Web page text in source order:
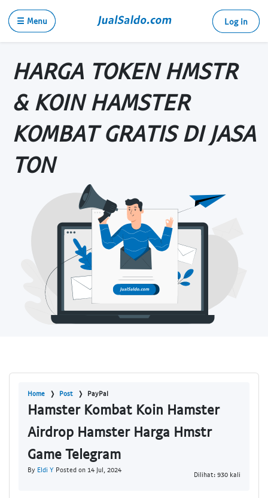
☰ Menu Log in
HARGA TOKEN HMSTR
& KOIN HAMSTER
KOMBAT GRATIS DI JASA
TON
Home Post PayPal
Hamster Kombat Koin Hamster
Airdrop Hamster Harga Hmstr
Game Telegram
By Eldi Y Posted on 14 Jul, 2024
Dilihat: 930 kali